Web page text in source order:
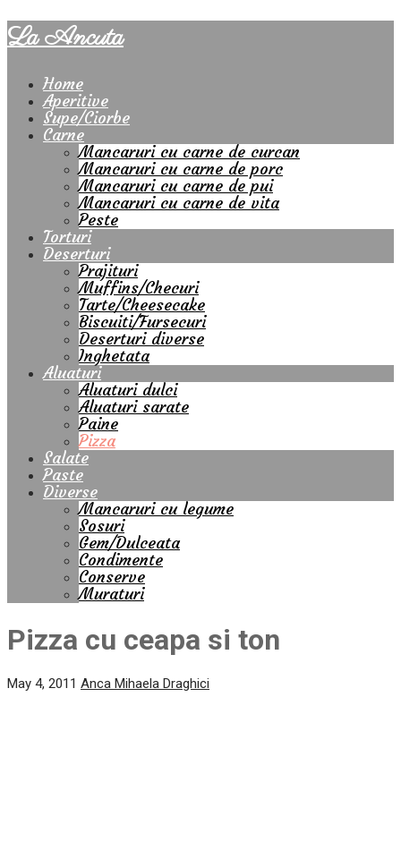
La Ancuta
Home
Aperitive
Supe/Ciorbe
Carne
Mancaruri cu carne de curcan
Mancaruri cu carne de porc
Mancaruri cu carne de pui
Mancaruri cu carne de vita
Peste
Torturi
Deserturi
Prajituri
Muffins/Checuri
Tarte/Cheesecake
Biscuiti/Fursecuri
Deserturi diverse
Inghetata
Aluaturi
Aluaturi dulci
Aluaturi sarate
Paine
Pizza
Salate
Paste
Diverse
Mancaruri cu legume
Sosuri
Gem/Dulceata
Condimente
Conserve
Muraturi
Pizza cu ceapa si ton
May 4, 2011 Anca Mihaela Draghici